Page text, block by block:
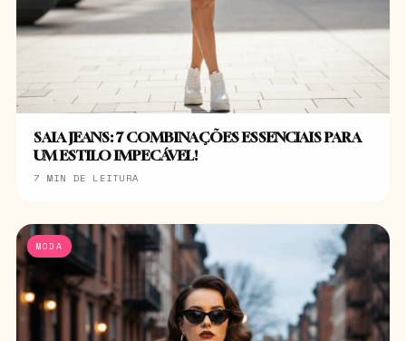
SAIA JEANS: 7 COMBINAÇÕES ESSENCIAIS PARA
UM ESTILO IMPECÁVEL!
7 MIN DE LEITURA
MODA